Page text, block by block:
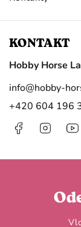
KONTAKT
Hobby Horse
info@hobby-
+420 604 196
Facebook